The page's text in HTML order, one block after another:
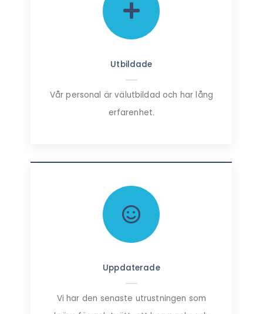
Utbildade
Vår personal är välutbildad och har lång
erfarenhet.
Uppdaterade
Vi har den senaste utrustningen som